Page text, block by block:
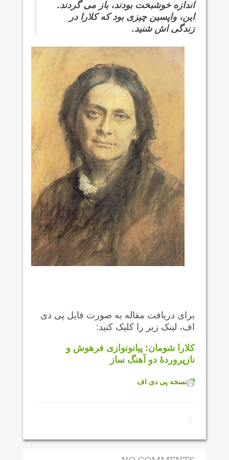
اندازه خوشبخت بودند، باز می گردند.
این، واپسین چیزی بود که کلارا در
زندگی اش شنید.
برای دریافت مقاله به صورت فایل پی دی
اف، لینک زیر را کلیک کنید:
کلارا شومان: پیانونوازی فرهوش و
نازپروردۀ دو آهنگ ساز
نسخه پی دی اف